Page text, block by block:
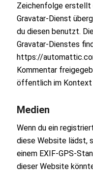
Zeichenfolge erstellt
Gravatar-Dienst
du diesen benutzt.
Gravatar-Dienstes
https://
Kommentar
öffentlich im Kontext
Medien
Wenn du ein
diese Website lädst,
einem EXIF-GPS-
dieser Website